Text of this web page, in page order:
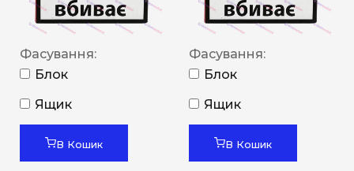
Фасування:
Блок
Ящик
В Кошик
Фасування:
Блок
Ящик
В Кошик